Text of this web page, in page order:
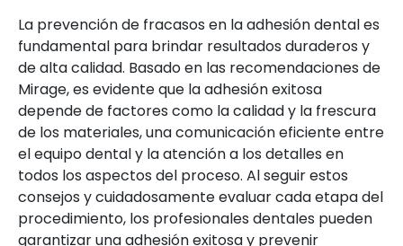
La prevención de fracasos en la adhesión dental es
fundamental para brindar resultados duraderos y
de alta calidad. Basado en las recomendaciones de
Mirage, es evidente que la adhesión exitosa
depende de factores como la calidad y la frescura
de los materiales, una comunicación eficiente entre
el equipo dental y la atención a los detalles en
todos los aspectos del proceso. Al seguir estos
consejos y cuidadosamente evaluar cada etapa del
procedimiento, los profesionales dentales pueden
garantizar una adhesión exitosa y prevenir